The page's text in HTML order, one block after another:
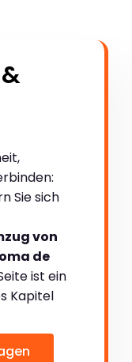
Sie sich
von
de
ist ein
Kapitel